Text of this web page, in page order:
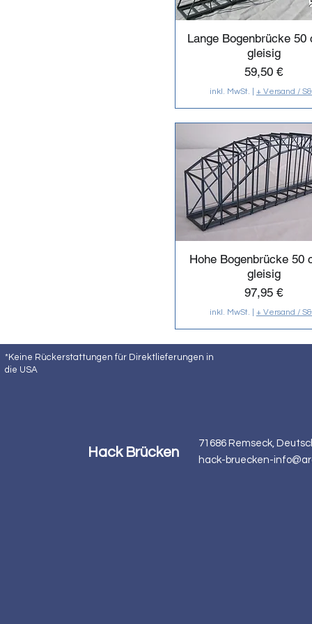
Lange Bogenbrücke 50
gleisig
Preis
59,50 €
inkl. MwSt. + Versand /
Hohe Bogenbrücke 50
gleisig
Preis
97,95 €
inkl. MwSt. + Versand /
*Keine Rückerstattungen für Direktlieferungen in
die USA
Hack Brücken
71686 Remseck,
hack-bruecken-